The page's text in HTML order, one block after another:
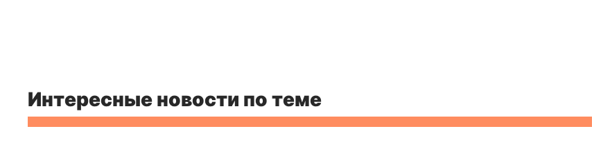
Интересные новости по теме